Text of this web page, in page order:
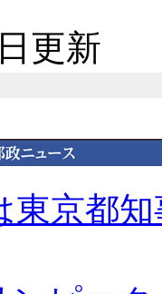
更新
東京都